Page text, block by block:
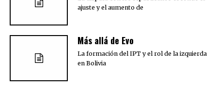
ajuste y el aumento de
Más allá de Evo
La formación del IPT y el rol de la izquierda
en Bolivia